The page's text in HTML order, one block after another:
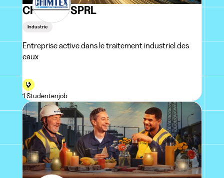
CHIMTEX SPRL
Industrie
Entreprise active dans le traitement industriel des
eaux
1 Studentenjob